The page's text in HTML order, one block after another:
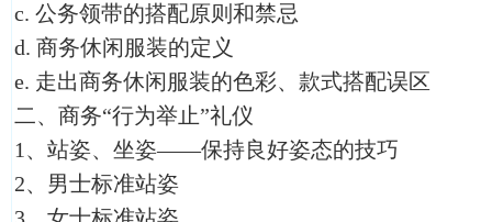
c. 公务领带的搭配原则和禁忌
d. 商务休闲服装的定义
e. 走出商务休闲服装的色彩、款式搭配误区
二、商务“行为举止”礼仪
1、站姿、坐姿――保持良好姿态的技巧
2、男士标准站姿